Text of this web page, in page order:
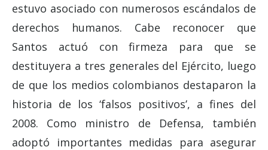
estuvo asociado con numerosos escándalos de
derechos humanos. Cabe reconocer que
Santos actuó con firmeza para que se
destituyera a tres generales del Ejército, luego
de que los medios colombianos destaparon la
historia de los ‘falsos positivos’, a fines del
2008. Como ministro de Defensa, también
adoptó importantes medidas para asegurar